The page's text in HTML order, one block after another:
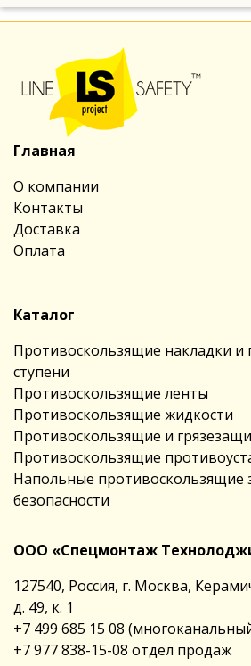
Главная
О компании
Контакты
Доставка
Оплата
Каталог
Противоскользящие накладки и
ступени
Противоскользящие ленты
Противоскользящие жидкости
Противоскользящие и
Противоскользящие
Напольные противоскользящие
безопасности
ООО «Спецмонтаж
127540, Россия, г. Москва,
д. 49, к. 1
+7 499 685 15 08
+7 977 838-15-08 отдел продаж